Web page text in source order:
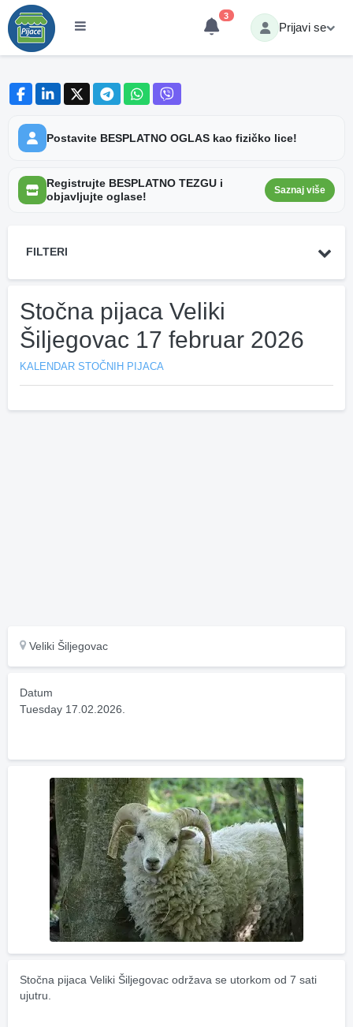
3
Prijavi se
Postavite BESPLATNO OGLAS kao fizičko lice!
Registrujte BESPLATNO TEZGU i
objavljujte oglase!
Saznaj više
FILTERI
Stočna pijaca Veliki
Šiljegovac 17 februar 2026
KALENDAR STOČNIH PIJACA
Veliki Šiljegovac
Datum
Tuesday 17.02.2026.
Stočna pijaca Veliki Šiljegovac održava se utorkom od 7 sati
ujutru.